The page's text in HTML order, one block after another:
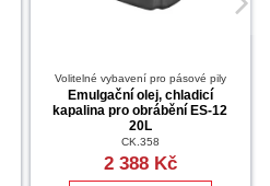
Volitelné vybavení pro pásové pily
Emulgační olej, chladicí
kapalina pro obrábění ES-12
20L
CK.358
2 388 Kč